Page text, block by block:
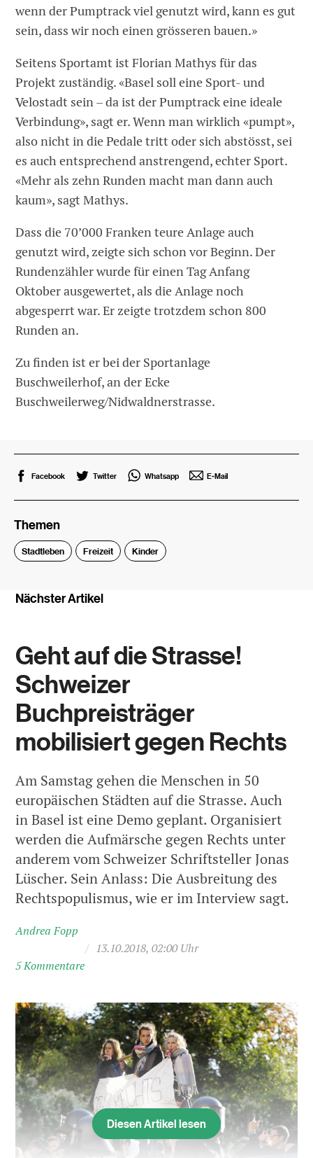
wenn der Pumptrack viel genutzt wird, kann es gut
sein, dass wir noch einen grösseren bauen.»
Seitens Sportamt ist Florian Mathys für das
Projekt zuständig. «Basel soll eine Sport- und
Velostadt sein – da ist der Pumptrack eine ideale
Verbindung», sagt er. Wenn man wirklich «pumpt»,
also nicht in die Pedale tritt oder sich abstösst, sei
es auch entsprechend anstrengend, echter Sport.
«Mehr als zehn Runden macht man dann auch
kaum», sagt Mathys.
Dass die 70’000 Franken teure Anlage auch
genutzt wird, zeigte sich schon vor Beginn. Der
Rundenzähler wurde für einen Tag Anfang
Oktober ausgewertet, als die Anlage noch
abgesperrt war. Er zeigte trotzdem schon 800
Runden an.
Zu finden ist er bei der Sportanlage
Buschweilerhof, an der Ecke
Buschweilerweg/Nidwaldnerstrasse.
Facebook Twitter Whatsapp E-Mail
Themen
Stadtleben Freizeit Kinder
Nächster Artikel
Geht auf die Strasse!
Schweizer
Buchpreisträger
mobilisiert gegen Rechts
Am Samstag gehen die Menschen in 50
europäischen Städten auf die Strasse. Auch
in Basel ist eine Demo geplant. Organisiert
werden die Aufmärsche gegen Rechts unter
anderem vom Schweizer Schriftsteller Jonas
Lüscher. Sein Anlass: Die Ausbreitung des
Rechtspopulismus, wie er im Interview sagt.
Andrea Fopp
/ 13.10.2018, 02:00 Uhr
5 Kommentare
Diesen Artikel lesen